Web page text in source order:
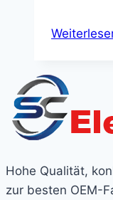
Hohe Qualität,
zur besten OEM-